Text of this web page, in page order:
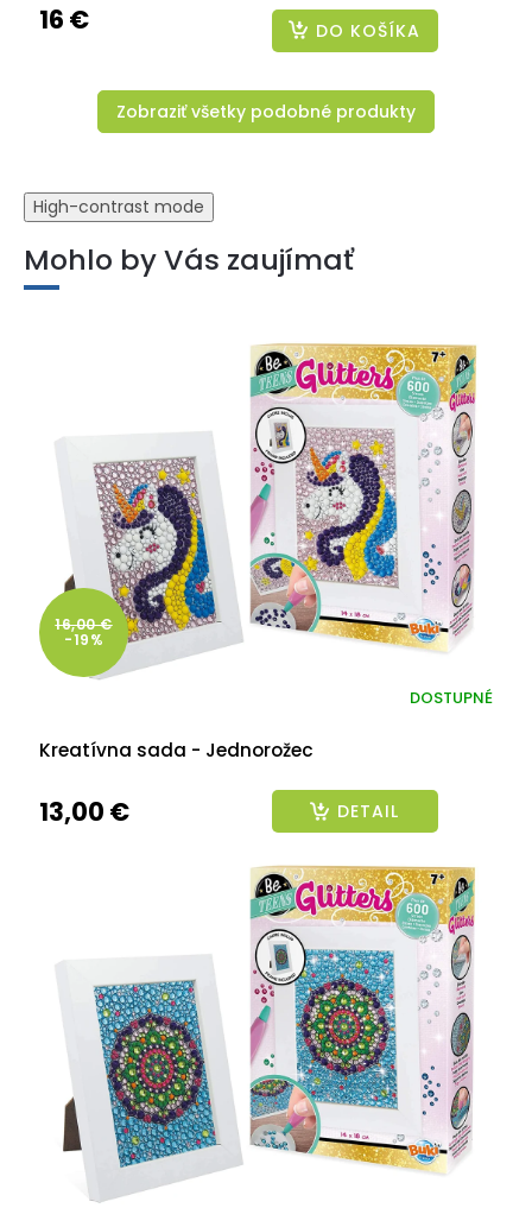
16 € DO KOŠÍKA
Zobraziť všetky podobné produkty
High-contrast mode
Mohlo by Vás zaujímať
16,00 €
-19%
Kreatívna sada - Jednorožec
DOSTUPNÉ
13,00 € DETAIL